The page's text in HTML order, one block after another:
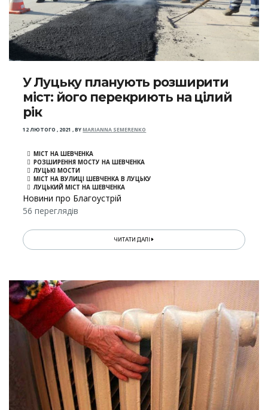
У Луцьку планують розширити
міст: його перекриють на цілий
рік
12 ЛЮТОГО , 2021 ,BYMARIANNA SEMERENKO
МІСТ НА ШЕВЧЕНКА
РОЗШИРЕННЯ МОСТУ НА ШЕВЧЕНКА
ЛУЦЬКІ МОСТИ
МІСТ НА ВУЛИЦІ ШЕВЧЕНКА В ЛУЦЬКУ
ЛУЦЬКИЙ МІСТ НА ШЕВЧЕНКА
Новини про Благоустрій
56 переглядів
ЧИТАТИ ДАЛІ